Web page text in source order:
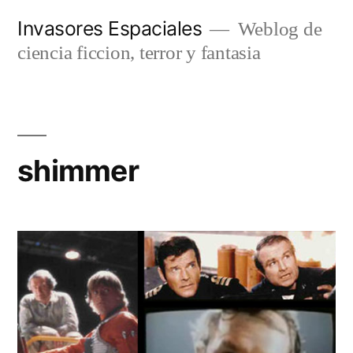
Invasores Espaciales
Weblog de
ciencia ficcion, terror y fantasia
shimmer